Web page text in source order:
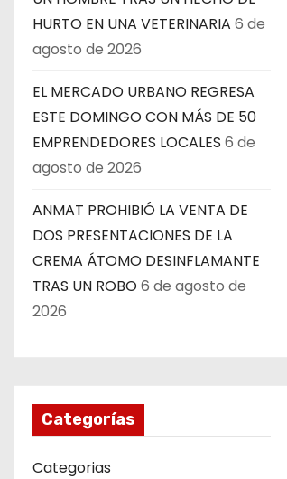
HURTO EN UNA VETERINARIA 6 de
agosto de 2026
EL MERCADO URBANO REGRESA
ESTE DOMINGO CON MÁS DE 50
EMPRENDEDORES LOCALES 6 de
agosto de 2026
ANMAT PROHIBIÓ LA VENTA DE
DOS PRESENTACIONES DE LA
CREMA ÁTOMO DESINFLAMANTE
TRAS UN ROBO6 de agosto de
2026
Categorías
Categorias